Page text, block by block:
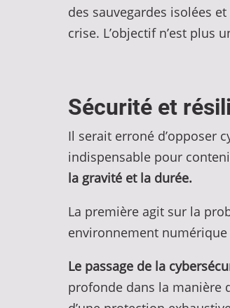
des sauvegardes isolées
crise. L’objectif n’est plus
Sécurité et
Il serait erroné d’opposer
indispensable pour
la gravité et la durée.
La première agit sur la
environnement
Le passage de la
profonde dans la manière